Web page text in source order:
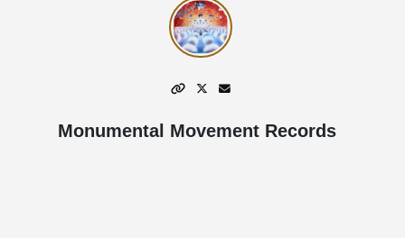
Monumental Movement Records